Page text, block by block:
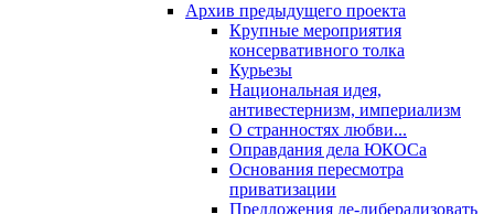
Архив предыдущего проекта
Крупные мероприятия
консервативного толка
Курьезы
Национальная идея,
антивестернизм, империализм
О странностях любви...
Оправдания дела ЮКОСа
Основания пересмотра
приватизации
Предложения де-либерализовать